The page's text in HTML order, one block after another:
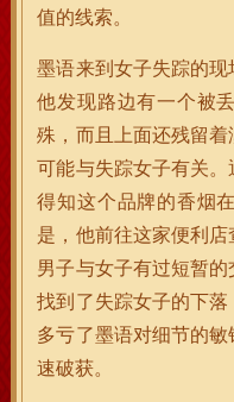
值的线索。
墨语来到女子失踪的现
他发现路边有一个被
殊，而且上面还残留
可能与失踪女子有关
得知这个品牌的香烟
是，他前往这家便利
男子与女子有过短暂
找到了失踪女子的下落
多亏了墨语对细节的
速破获。